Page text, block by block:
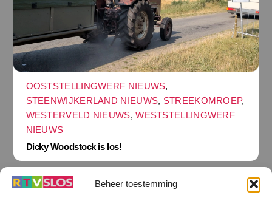
Beheer toestemming
OOSTSTELLINGWERF NIEUWS,
STEENWIJKERLAND NIEUWS, STREEKOMROEP,
WESTERVELD NIEUWS,WESTSTELLINGWERF
NIEUWS
Dicky Woodstock is los!